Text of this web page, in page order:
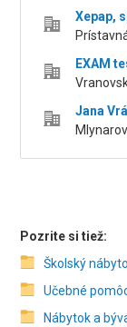
Xepap,
EXAM
Jana
Pozrite si tiež:
Školský
Učebné
Nábytok a